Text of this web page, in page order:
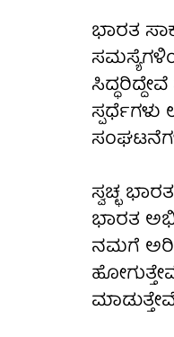
ಭಾರತ
ಸ್ವಚ್ಛ
ಭಾರತ
ನಮಗೆ